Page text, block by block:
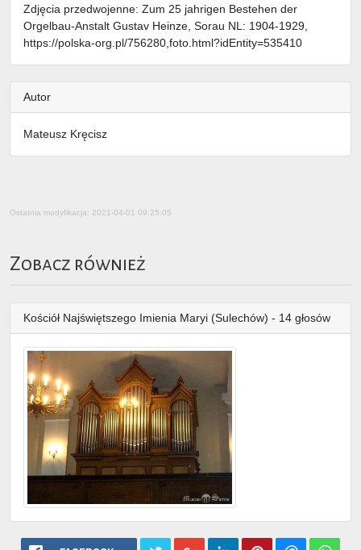
Zdjęcia przedwojenne: Zum 25 jahrigen Bestehen der
Orgelbau-Anstalt Gustav Heinze, Sorau NL: 1904-1929,
https://polska-org.pl/756280,foto.html?idEntity=535410
Autor
Mateusz Kręcisz
Ostatnia modyfikacja: 2021-04-01 09:25:05
Zobacz również
Kościół Najświętszego Imienia Maryi (Sulechów) - 14 głosów